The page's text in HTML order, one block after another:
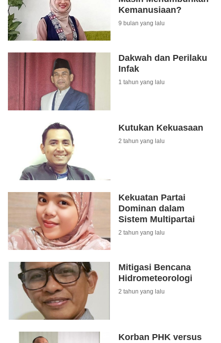
Kemanusiaan?
9 bulan yang lalu
Dakwah dan Perilaku
Infak
1 tahun yang lalu
Kutukan Kekuasaan
2 tahun yang lalu
Kekuatan Partai
Dominan dalam
Sistem Multipartai
2 tahun yang lalu
Mitigasi Bencana
Hidrometeorologi
2 tahun yang lalu
Korban PHK versus